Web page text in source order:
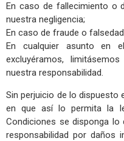
En caso de fallecimiento o
nuestra negligencia;
En caso de fraude o
En cualquier asunto en
excluyéramos,
nuestra responsabilidad.
Sin perjuicio de lo dispuesto
en que así lo permita la
Condiciones se disponga
responsabilidad por daños